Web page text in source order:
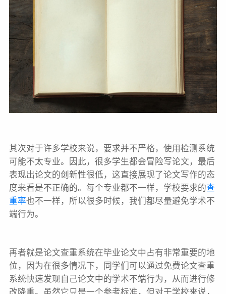
其次对于许多学校来说，要求并不严格，使用检测系统
可能不太专业。因此，很多学生都会冒险写论文，最后
表现出论文的创新性很低，这直接展现了论文写作的态
度来看是不正确的。每个专业都不一样，学校要求的查
重率也不一样，所以很多时候，我们都尽量避免学术不
端行为。
再者就是论文查重系统在毕业论文中占有非常重要的地
位，因为在很多情况下，同学们可以通过免费论文查重
系统快速发现自己论文中的学术不端行为，从而进行修